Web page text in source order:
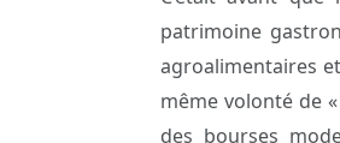
patrimoine
agroalimentaires
même volonté de
des bourses